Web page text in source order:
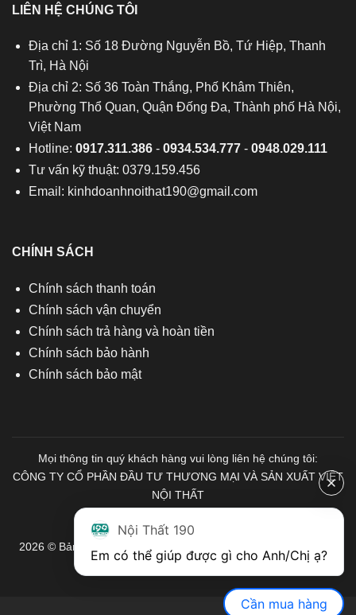
LIÊN HỆ CHÚNG TÔI
Địa chỉ 1: Số 18 Đường Nguyễn Bồ, Tứ Hiệp, Thanh
Trì, Hà Nội
Địa chỉ 2: Số 36 Toàn Thắng, Phố Khâm Thiên,
Phường Thổ Quan, Quận Đống Đa, Thành phố Hà Nội,
Việt Nam
Hotline: 0917.311.386- 0934.534.777- 0948.029.111
Tư vấn kỹ thuật: 0379.159.456
Email: kinhdoanhnoithat190@gmail.com
CHÍNH SÁCH
Chính sách thanh toán
Chính sách vận chuyển
Chính sách trả hàng và hoàn tiền
Chính sách bảo hành
Chính sách bảo mật
Mọi thông tin quý khách hàng vui lòng liên hệ chúng tôi:
CÔNG TY CỔ PHẦN ĐẦU TƯ THƯƠNG MẠI VÀ SẢN XUẤT VIỆT
NỘI THẤT
2026 © Bản quyền thuộc về Nội Thất 190. Mọi quyền được bảo
lưu.
Nội Thất 190
Cần mua hàng